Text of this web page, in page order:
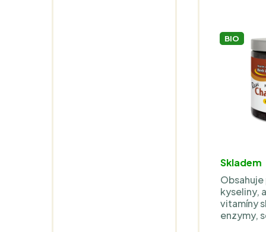
BIO
Skladem
kyseliny,
vitamíny
enzymy,